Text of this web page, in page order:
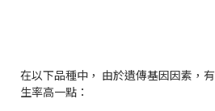
在以下品種中， 由於遺傳基因因素，
生率高一點：